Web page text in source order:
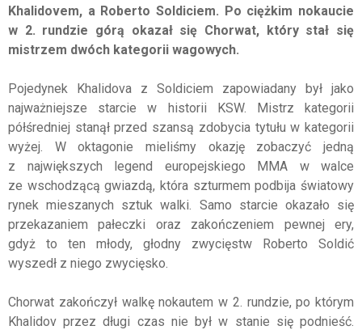
Khalidovem, a Roberto Soldiciem. Po ciężkim nokaucie
w 2. rundzie górą okazał się Chorwat, który stał się
mistrzem dwóch kategorii wagowych.
Pojedynek Khalidova z Soldiciem zapowiadany był jako
najważniejsze starcie w historii KSW. Mistrz kategorii
półśredniej stanął przed szansą zdobycia tytułu w kategorii
wyżej. W oktagonie mieliśmy okazję zobaczyć jedną
z największych legend europejskiego MMA w walce
ze wschodzącą gwiazdą, która szturmem podbija światowy
rynek mieszanych sztuk walki. Samo starcie okazało się
przekazaniem pałeczki oraz zakończeniem pewnej ery,
gdyż to ten młody, głodny zwycięstw Roberto Soldić
wyszedł z niego zwycięsko.
Chorwat zakończył walkę nokautem w 2. rundzie, po którym
Khalidov przez długi czas nie był w stanie się podnieść.